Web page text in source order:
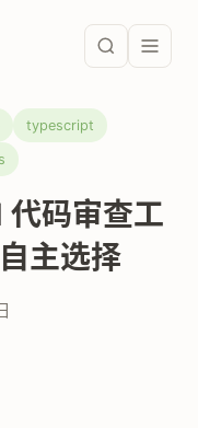
typescript
码审查工
主选择